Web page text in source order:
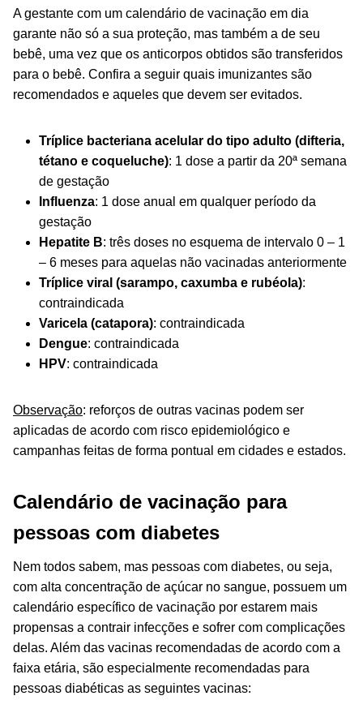
A gestante com um calendário de vacinação em dia
garante não só a sua proteção, mas também a de seu
bebê, uma vez que os anticorpos obtidos são transferidos
para o bebê. Confira a seguir quais imunizantes são
recomendados e aqueles que devem ser evitados.
Tríplice bacteriana acelular do tipo adulto (difteria,
tétano e coqueluche): 1 dose a partir da 20ª semana
de gestação
Influenza: 1 dose anual em qualquer período da
gestação
Hepatite B: três doses no esquema de intervalo 0 – 1
– 6 meses para aquelas não vacinadas anteriormente
Tríplice viral (sarampo, caxumba e rubéola):
contraindicada
Varicela (catapora): contraindicada
Dengue: contraindicada
HPV: contraindicada
Observação: reforços de outras vacinas podem ser
aplicadas de acordo com risco epidemiológico e
campanhas feitas de forma pontual em cidades e estados.
Calendário de vacinação para
pessoas com diabetes
Nem todos sabem, mas pessoas com diabetes, ou seja,
com alta concentração de açúcar no sangue, possuem um
calendário específico de vacinação por estarem mais
propensas a contrair infecções e sofrer com complicações
delas. Além das vacinas recomendadas de acordo com a
faixa etária, são especialmente recomendadas para
pessoas diabéticas as seguintes vacinas: